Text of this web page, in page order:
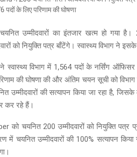
उम्मीदवारों का इंतजार खत्म हो गया
को नियुक्ति पत्र बाँटेंगे। स्वास्थ्य विभाग ने
विभाग में 1,564 पदों के नर्सिंग ऑफिसर
की घोषणा की और अंतिम चयन सूची को विभाग
उम्मीदवारों की सत्यापन किया जा रहा है,
कर रहे हैं।
को चयनित 200 उम्मीदवारों को नियुक्ति पत्र
चयनित उम्मीदवारों की 100% सत्यापन किया